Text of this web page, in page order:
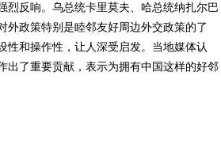
反响。乌总统卡里莫夫、哈总统纳扎尔巴
外政策特别是睦邻友好周边外交政策的了
性和操作性，让人深受启发。当地媒体认
出了重要贡献，表示为拥有中国这样的好邻